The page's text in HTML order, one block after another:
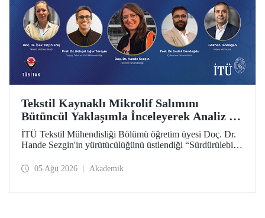
Tekstil Kaynaklı Mikrolif Salımını
Bütüncül Yaklaşımla İnceleyerek Analiz ve
Azaltım Stratejileri Geliştirecek Projeye
TÜBİTAK Desteği
İTÜ Tekstil Mühendisliği Bölümü öğretim üyesi Doç. Dr.
Hande Sezgin'in yürütücülüğünü üstlendiği “Sürdürülebilir
Koşullarına Bağlı Mikrolif Salımı: Aşınma, UV Maruziyeti
05 Ağu 2026 Akademik